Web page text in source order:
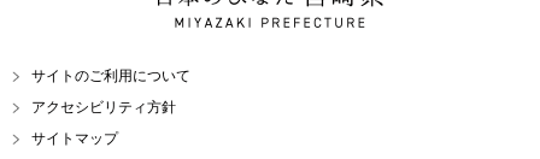
MIYAZAKI PREFECTURE
サイトのご利用について
アクセシビリティ方針
サイトマップ